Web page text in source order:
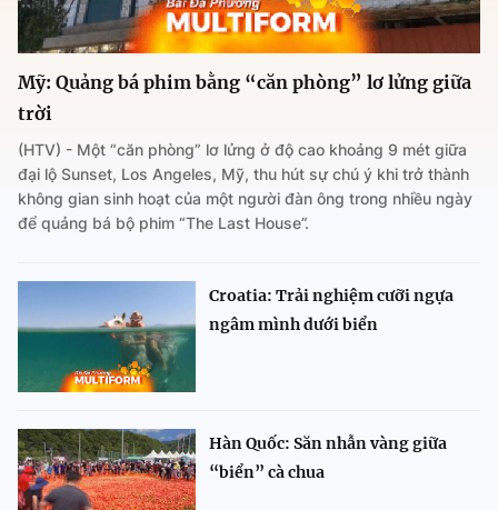
Mỹ: Quảng bá phim bằng “căn phòng” lơ lửng giữa
trời
(HTV) - Một “căn phòng” lơ lửng ở độ cao khoảng 9 mét giữa
đại lộ Sunset, Los Angeles, Mỹ, thu hút sự chú ý khi trở thành
không gian sinh hoạt của một người đàn ông trong nhiều ngày
để quảng bá bộ phim “The Last House”.
Croatia: Trải nghiệm cưỡi ngựa
ngâm mình dưới biển
Hàn Quốc: Săn nhẫn vàng giữa
“biển” cà chua